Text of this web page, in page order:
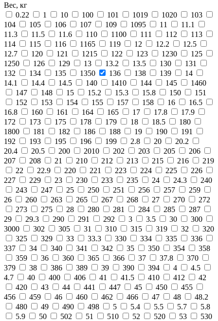
Вес, кг
0.22
1 10 100 101 1019 1020
103
104
105 106 107 109 1095 11
11.1
11.3
11.5 11.6 110 1100 111 112
113
114
115 116 1165 119 12 12.2
12.5
12.7
120 121 1215 122 123 1230
125
1250
126 129 13 13.2 13.5 130
131
132
134 135 1350 136 138 139
14
14.1
14.4 14.5 140 1410 144 145
1460
147
148 15 15.2 15.3 15.8 150
151
152
153 154 155 157 158 16
16.5
16.8
160 161 164 165 17 17.8
17.9
172
173 175 178 179 18 18.5
180
1800
181 182 186 188 19 190
191
192
193 195 196 199 2.8 20
20.2
20.4
20.5 200 2010 202 203 205
206
207
208 21 210 212 213 215 216
219
22
22.9 220 221 223 224 225
226
227
229 23 230 233 235 24 24.3
240
243
247 25 250 251 256 257
259
26
260 263 265 267 268 27 270
272
273
275 28 280 281 284 285
287
29
29.3 290 291 292 3 3.5 30
300
3000
302 305 31 310 315 319 32
320
325
329 33 33.3 330 334 335
336
337
34 340 341 342 35 350 354
358
359
36 360 365 366 37 37.8
370
379
38 386 389 39 390 394 4
4.5
4.7
40 400 406 41 41.5 410 412
42
420
43 44 441 447 45 450
455
456
459 46 460 462 466 47 48
48.2
480
49 490 498 5 5.4 5.5 5.7
5.8
5.9
50 502 51 510 52 520 53
530